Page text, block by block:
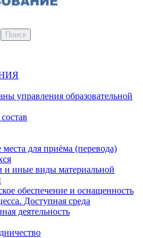
Поиск
управления образовательной
для приёма (перевода)
и иные виды материальной
обеспечение и оснащенность
Доступная среда
деятельность